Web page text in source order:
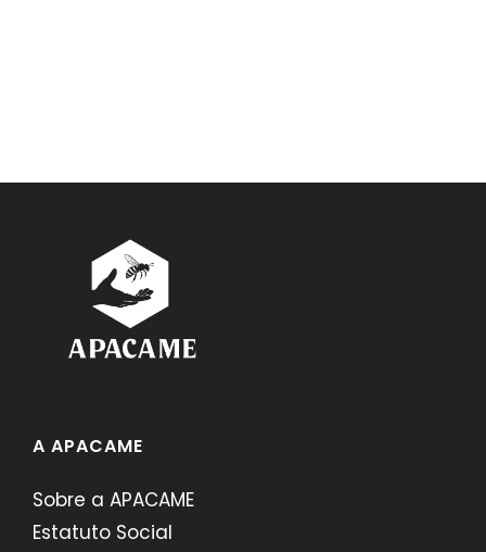
A APACAME
Sobre a APACAME
Estatuto Social